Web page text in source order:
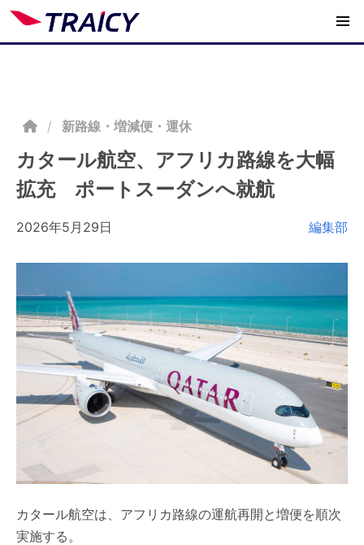
/ 新路線・増減便・運休
カタール航空、アフリカ路線を大幅
拡充 ポートスーダンへ就航
2026年5月29日 編集部
カタール航空は、アフリカ路線の運航再開と増便を順次
実施する。